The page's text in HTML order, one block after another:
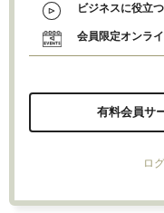
ビジネスに役立
会員限定オンラ
有料会員サ
ロ